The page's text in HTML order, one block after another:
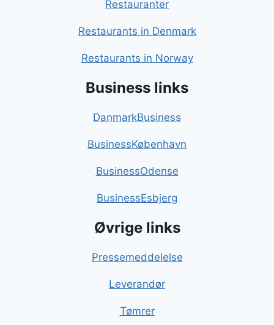
Restauranter
Restaurants in Denmark
Restaurants in Norway
Business links
DanmarkBusiness
BusinessKøbenhavn
BusinessOdense
BusinessEsbjerg
Øvrige links
Pressemeddelelse
Leverandør
Tømrer